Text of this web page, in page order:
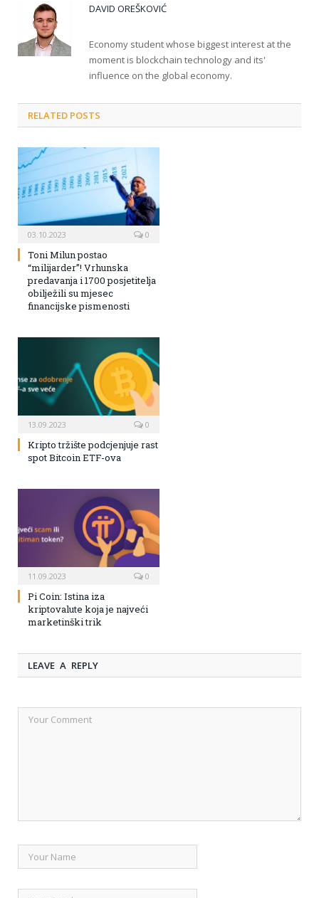
DAVID OREŠKOVIĆ
Economy student whose biggest interest at the
moment is blockchain technology and its'
influence on the global economy.
RELATED POSTS
03.10.2023 0
Toni Milun postao
“milijarder”! Vrhunska
predavanja i 1700 posjetitelja
obilježili su mjesec
financijske pismenosti
13.09.2023 0
Kripto tržište podcjenjuje rast
spot Bitcoin ETF-ova
11.09.2023 0
Pi Coin: Istina iza
kriptovalute koja je najveći
marketinški trik
LEAVE A REPLY